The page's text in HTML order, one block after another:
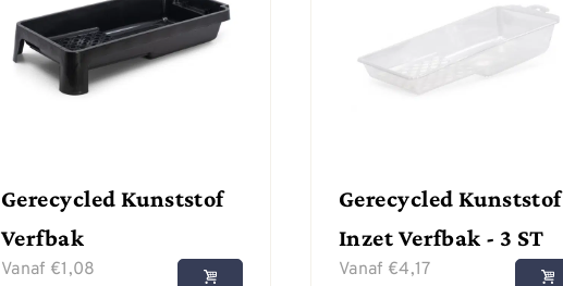
Gerecycled Kunststof
Verfbak
Vanaf €1,08
Gerecycled Kunststof
Inzet Verfbak - 3 ST
Vanaf €4,17